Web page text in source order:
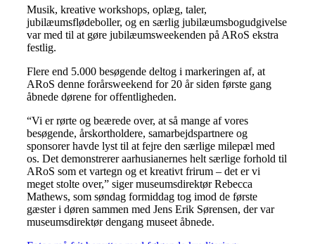
Musik, kreative workshops, oplæg, taler,
jubilæumsflødeboller, og en særlig jubilæumsbogudgivelse
var med til at gøre jubilæumsweekenden på ARoS ekstra
festlig.
Flere end 5.000 besøgende deltog i markeringen af, at
ARoS denne forårsweekend for 20 år siden første gang
åbnede dørene for offentligheden.
“Vi er rørte og beærede over, at så mange af vores
besøgende, årskortholdere, samarbejdspartnere og
sponsorer havde lyst til at fejre den særlige milepæl med
os. Det demonstrerer aarhusianernes helt særlige forhold til
ARoS som et vartegn og et kreativt frirum – det er vi
meget stolte over,” siger museumsdirektør Rebecca
Mathews, som søndag formiddag tog imod de første
gæster i døren sammen med Jens Erik Sørensen, der var
museumsdirektør dengang museet åbnede.